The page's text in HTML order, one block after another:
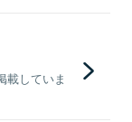
載していま